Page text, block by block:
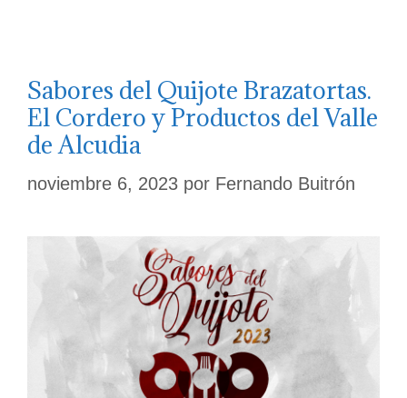
Sabores del Quijote Brazatortas.
El Cordero y Productos del Valle
de Alcudia
noviembre 6, 2023 por Fernando Buitrón